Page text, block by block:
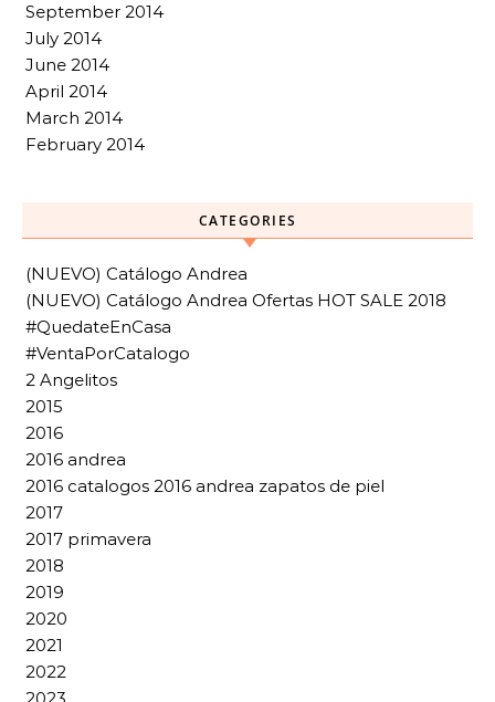
September 2014
July 2014
June 2014
April 2014
March 2014
February 2014
CATEGORIES
(NUEVO) Catálogo Andrea
(NUEVO) Catálogo Andrea Ofertas HOT SALE 2018
#QuedateEnCasa
#VentaPorCatalogo
2 Angelitos
2015
2016
2016 andrea
2016 catalogos 2016 andrea zapatos de piel
2017
2017 primavera
2018
2019
2020
2021
2022